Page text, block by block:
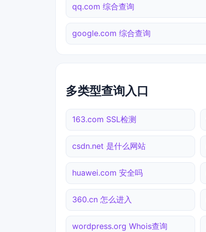
qq.com 综合查询
google.com 综合查询
多类型查询入口
163.com SSL检测
csdn.net 是什么网站
huawei.com 安全吗
360.cn 怎么进入
wordpress.org Whois查询